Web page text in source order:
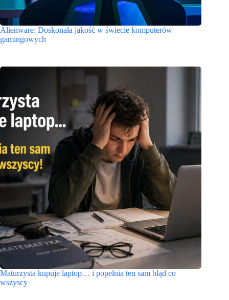
Alienware: Doskonała jakość w świecie komputerów
gamingowych
Maturzysta kupuje laptop… i popełnia ten sam błąd co
wszyscy